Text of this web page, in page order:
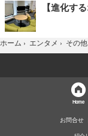
【進化す
ホーム › エンタメ › その他
Home
お問合せ